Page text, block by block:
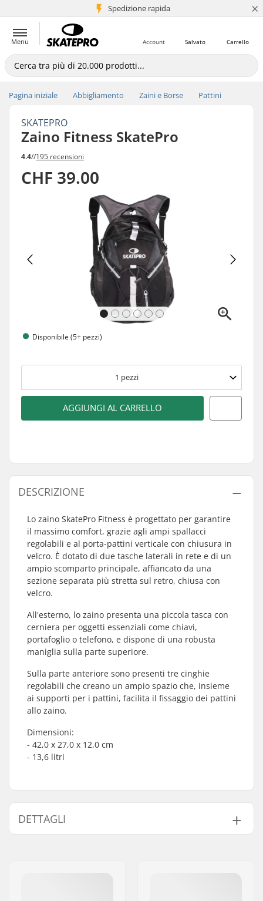
Spedizione rapida
+5 mln di clienti ×
Menu Carrello
Salvato
Account
Pagina iniziale Abbigliamento Zaini e Borse Pattini
SKATEPRO
Zaino Fitness SkatePro
4.4//195 recensioni
CHF 39.00
Disponibile (5+ pezzi)
1 pezzi
AGGIUNGI AL CARRELLO
DESCRIZIONE
Lo zaino SkatePro Fitness è progettato per garantire
il massimo comfort, grazie agli ampi spallacci
regolabili e al porta-pattini verticale con chiusura in
velcro. È dotato di due tasche laterali in rete e di un
ampio scomparto principale, affiancato da una
sezione separata più stretta sul retro, chiusa con
velcro.
All'esterno, lo zaino presenta una piccola tasca con
cerniera per oggetti essenziali come chiavi,
portafoglio o telefono, e dispone di una robusta
maniglia sulla parte superiore.
Sulla parte anteriore sono presenti tre cinghie
regolabili che creano un ampio spazio che, insieme
ai supporti per i pattini, facilita il fissaggio dei pattini
allo zaino.
Dimensioni:
- 42,0 x 27,0 x 12,0 cm
- 13,6 litri
DETTAGLI